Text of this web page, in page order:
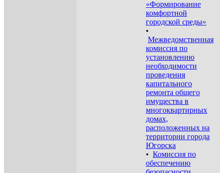
«Формирование
комфортной
городской среды»
•
Межведомственная
комиссия по
установлению
необходимости
проведения
капитального
ремонта общего
имущества в
многоквартирных
домах,
расположенных на
территории города
Югорска
• Комиссия по
обеспечению